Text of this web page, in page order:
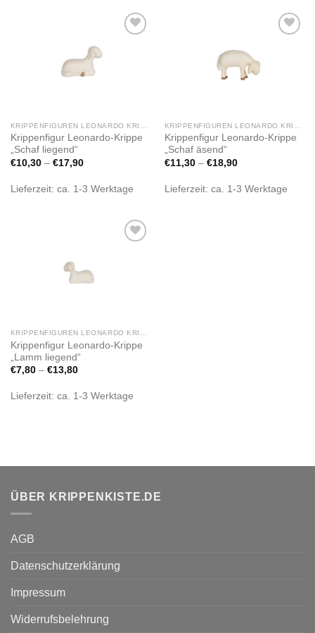
Wunschliste
Krippenfigur Leonardo-Krippe
„Schaf liegend“
€10,30– €17,90
Lieferzeit: ca. 1-3 Werktage
hinzufügen
Krippenfigur Leonardo-Krippe
„Schaf äsend“
€11,30– €18,90
Lieferzeit: ca. 1-3 Werktage
Krippenfigur Leonardo-Krippe
„Lamm liegend“
€7,80– €13,80
Lieferzeit: ca. 1-3 Werktage
ÜBER KRIPPENKISTE.DE
AGB
Datenschutzerklärung
Impressum
Widerrufsbelehrung